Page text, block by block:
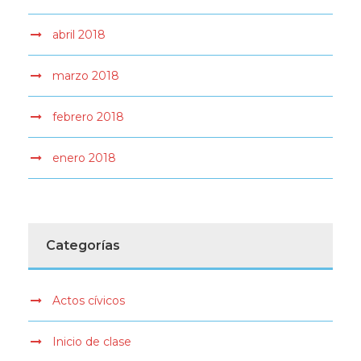
abril 2018
marzo 2018
febrero 2018
enero 2018
Categorías
Actos cívicos
Inicio de clase